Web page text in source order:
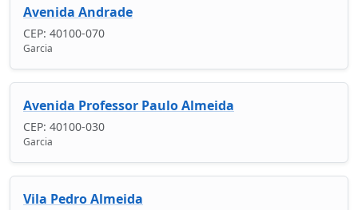
Avenida Andrade
CEP: 40100-070
Garcia
Avenida Professor Paulo Almeida
CEP: 40100-030
Garcia
Vila Pedro Almeida